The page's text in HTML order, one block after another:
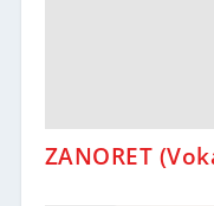
ZANORET